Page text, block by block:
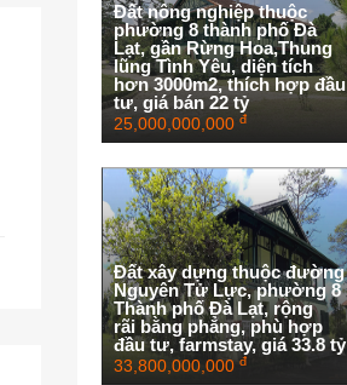
Đất nông nghiệp thuộc
phường 8 thành phố Đà
Lạt, gần Rừng Hoa,Thung
lũng Tình Yêu, diện tích
hơn 3000m2, thích hợp đầu
tư, giá bán 22 tỷ
25,000,000,000 đ
Đất xây dựng thuộc đường
Nguyên Tử Lực, phường 8
Thành phố Đà Lạt, rộng
rãi bằng phẳng, phù hợp
đầu tư, farmstay, giá 33.8 tỷ
33,800,000,000đ